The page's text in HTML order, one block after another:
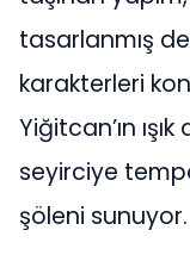
tasarlanmış
karakterleri
Yiğitcan’ın
seyirciye
şöleni sunuyor.